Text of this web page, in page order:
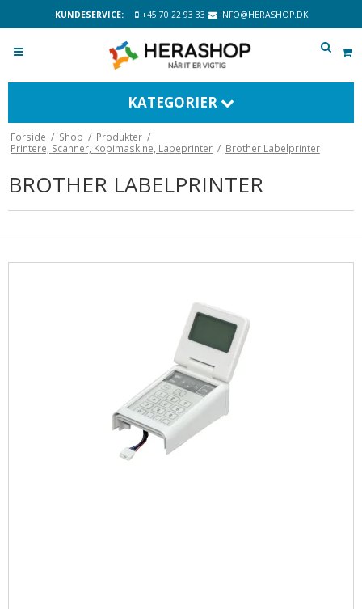
KUNDESERVICE: +45 70 22 93 33 INFO@HERASHOP.DK
KATEGORIER
Forside / Shop / Produkter /
Printere, Scanner, Kopimaskine, Labeprinter / Brother Labelprinter
BROTHER LABELPRINTER